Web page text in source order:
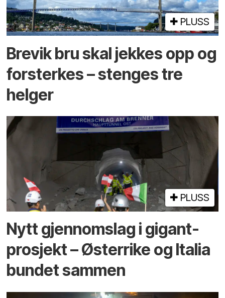
PLUSS
Brevik bru skal jekkes opp og
forsterkes – stenges tre
helger
PLUSS
Nytt gjennomslag i gigant­
prosjekt – Østerrike og Italia
bundet sammen